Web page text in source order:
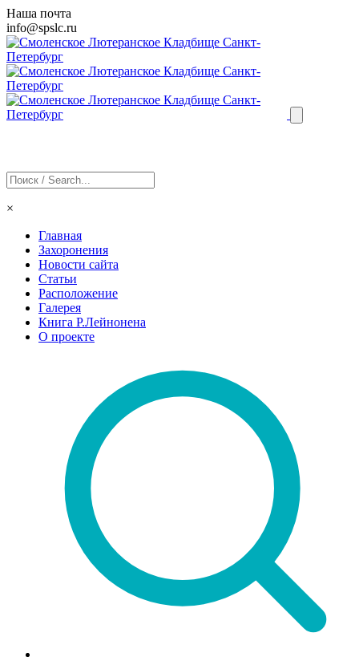
Наша почта
info@spslc.ru
×
Главная
Захоронения
Новости сайта
Статьи
Расположение
Галерея
Книга Р.Лейнонена
О проекте